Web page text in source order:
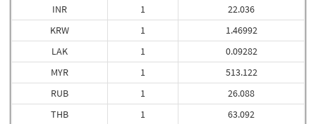
INR
KRW
LAK
MYR
RUB
THB
1
1
1
1
1
1
22.036
1.46992
0.09282
513.122
26.088
63.092